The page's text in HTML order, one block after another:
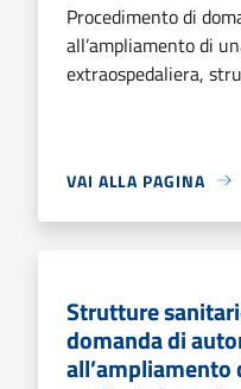
Procedimento di
all’ampliamento di
extraospedaliera,
VAI ALLA PAGINA
Strutture
domanda di